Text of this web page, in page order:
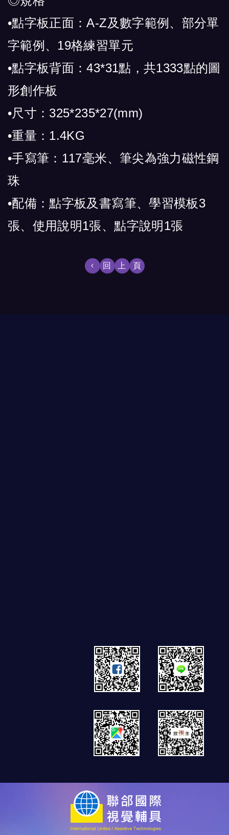
•點字板正面：A-Z及數字範例、部分單
字範例、19格練習單元
•點字板背面：43*31點，共1333點的圖
形創作板
•尺寸：325*235*27(mm)
•重量：1.4KG
•手寫筆：117毫米、筆尖為強力磁性鋼
珠
•配備：點字板及書寫筆、學習模板3
張、使用說明1張、點字說明1張
回上頁